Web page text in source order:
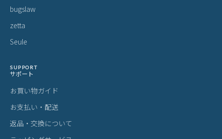
bugslaw
zetta
Seule
SUPPORT
サポート
お買い物ガイド
お支払い・配送
返品・交換について